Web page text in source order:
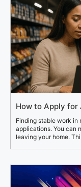
How to Apply for
Finding stable work in
applications. You can
leaving your home.